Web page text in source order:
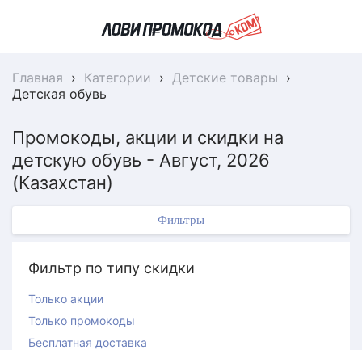
Главная › Категории › Детские товары ›
Детская обувь
Промокоды, акции и скидки на
детскую обувь - Август, 2026
(Казахстан)
Фильтры
Фильтр по типу скидки
Только акции
Только промокоды
Бесплатная доставка